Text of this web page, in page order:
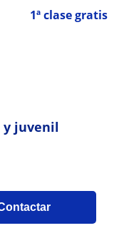
1ª clase gratis
y juvenil